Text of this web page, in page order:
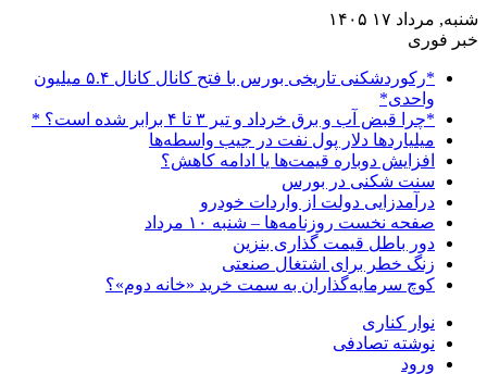
شنبه, مرداد ۱۷ ۱۴۰۵
خبر فوری
*رکوردشکنی تاریخی بورس با فتح کانال کانال ۵.۴ میلیون
واحدی*
*چرا قبض آب و برق خرداد و تیر ۳ تا ۴ برابر شده است؟ *
میلیاردها دلار پول نفت در جیب واسطه‌ها
افزایش دوباره قیمت‌ها یا ادامه کاهش؟
سنت شکنی در بورس
درآمدزایی دولت از واردات خودرو
صفحه نخست روزنامه‌ها – شنبه ۱۰ مرداد
دور باطل قیمت گذاری بنزین
زنگ خطر برای اشتغال صنعتی
کوچ سرمایه‌گذاران به سمت خرید «خانه دوم»؟
نوار کناری
نوشته تصادفی
ورود